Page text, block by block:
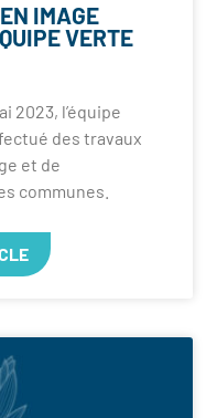
IMAGE
VERTE
2023, l’équipe
des travaux
et de
communes.